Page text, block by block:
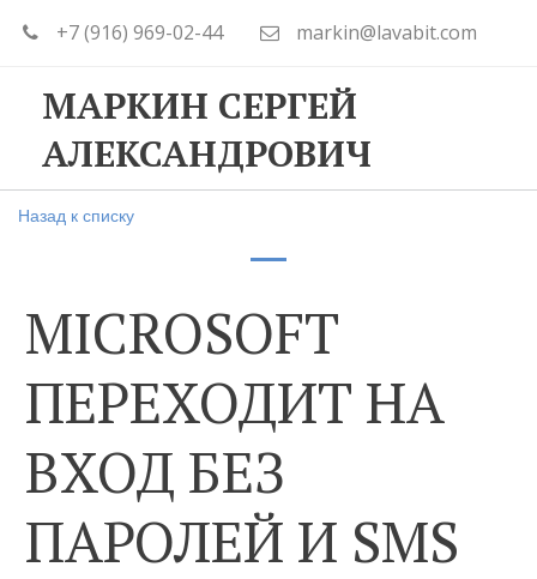
+7 (916) 969-02-44 markin@lavabit.com
МАРКИН СЕРГЕЙ
АЛЕКСАНДРОВИЧ
Назад к списку
MICROSOFT
ПЕРЕХОДИТ НА
ВХОД БЕЗ
ПАРОЛЕЙ И SMS